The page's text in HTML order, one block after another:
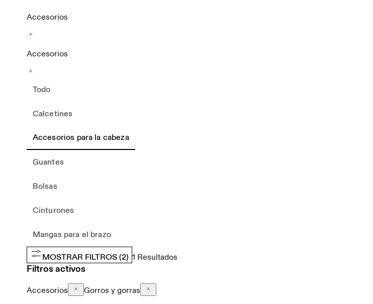
Accesorios
Accesorios
Todo
Calcetines
Accesorios para la cabeza
Guantes
Bolsas
Cinturones
Mangas para el brazo
MOSTRAR FILTROS (2) 1 Resultados
Filtros activos
Accesorios Gorros y gorras